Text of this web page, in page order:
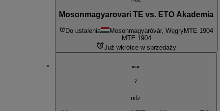
Mosonmagyarovari TE vs. ETO Akademia
Do ustalenia Mosonmagyaróvár, WęgryMTE 1904
MTE 1904
Już wkrótce w sprzedaży
mar
7
ndz